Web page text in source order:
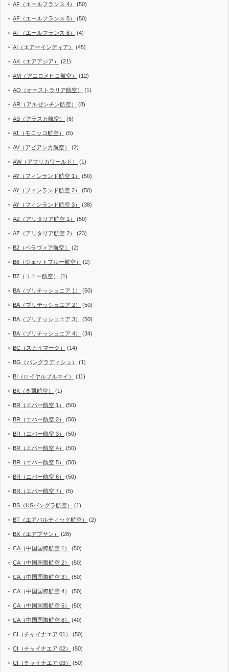
AF（エールフランス 4） (50)
AF（エールフランス 5） (50)
AF（エールフランス 6） (4)
AI（エアーインディア） (45)
AK（エアアジア） (21)
AM（アエロメヒコ航空） (12)
AO（オーストラリア航空） (1)
AR（アルゼンチン航空） (8)
AS（アラスカ航空） (6)
AT（モロッコ航空） (5)
AV（アビアンカ航空） (2)
AW（アフリカワールド） (1)
AY（フィンランド航空 1） (50)
AY（フィンランド航空 2） (50)
AY（フィンランド航空 3） (38)
AZ（アリタリア航空 1） (50)
AZ（アリタリア航空 2） (23)
B2（ベラヴィア航空） (2)
B6（ジェットブルー航空） (2)
B7（ユニー航空） (1)
BA（ブリテッシュエア 1） (50)
BA（ブリテッシュエア 2） (50)
BA（ブリテッシュエア 3） (50)
BA（ブリテッシュエア 4） (34)
BC（スカイマーク） (14)
BG（バングラディシュ） (1)
BI（ロイヤルブルネイ） (11)
BK（奥凱航空） (1)
BR（エバー航空 1） (50)
BR（エバー航空 2） (50)
BR（エバー航空 3） (50)
BR（エバー航空 4） (50)
BR（エバー航空 5） (50)
BR（エバー航空 6） (50)
BR（エバー航空 7） (5)
BS（USバングラ航空） (1)
BT（エアバルティック航空） (2)
BX（エアプサン） (28)
CA（中国国際航空 1） (50)
CA（中国国際航空 2） (50)
CA（中国国際航空 3） (50)
CA（中国国際航空 4） (50)
CA（中国国際航空 5） (50)
CA（中国国際航空 6） (40)
CI（チャイナエア 01） (50)
CI（チャイナエア 02） (50)
CI（チャイナエア 03） (50)